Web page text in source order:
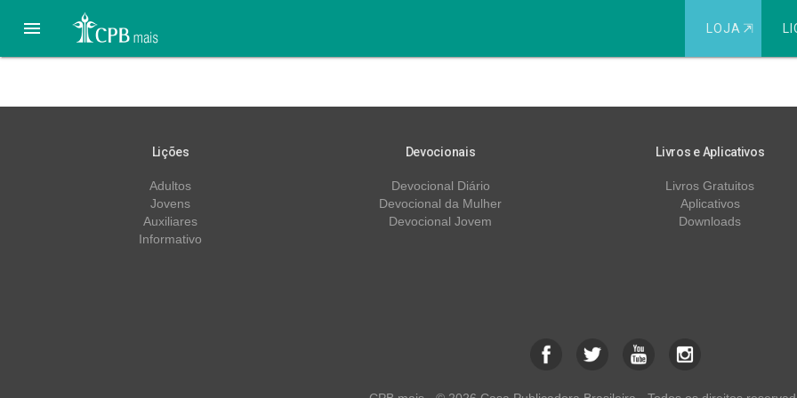
 LOJA ⇱
Lições
Adultos
Jovens
Auxiliares
Informativo
Devocionais
Devocional Diário
Devocional da Mulher
Devocional Jovem
Livros e Aplicativos
Livros Gratuitos
Aplicativos
Downloads